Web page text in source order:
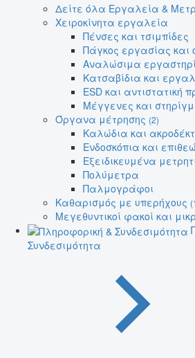
Δείτε όλα Εργαλεία &
Χειροκίνητα εργαλεία
Πένσες και τσιμπίδες
Πάγκος εργασίας και
Αναλώσιμα
Κατσαβίδια και
ESD και αντιστατική
Μέγγενες και
Όργανα μέτρησης (2)
Καλώδια και
Ενδοσκόπια και
Εξειδικευμένα
Πολύμετρα
Παλμογράφοι
Καθαρισμός με υπερήχους
Μεγεθυντικοί φακοί και
Συνδεσιμότητα